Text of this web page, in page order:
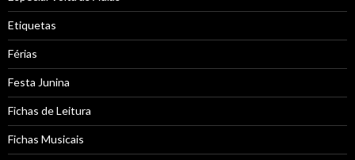
Etiquetas
Férias
Festa Junina
Fichas de Leitura
Fichas Musicais